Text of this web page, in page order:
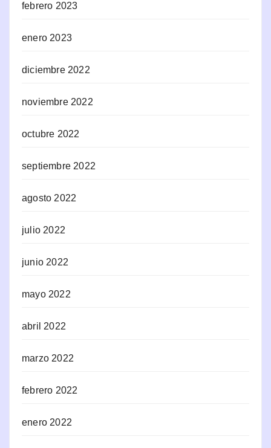
febrero 2023
enero 2023
diciembre 2022
noviembre 2022
octubre 2022
septiembre 2022
agosto 2022
julio 2022
junio 2022
mayo 2022
abril 2022
marzo 2022
febrero 2022
enero 2022